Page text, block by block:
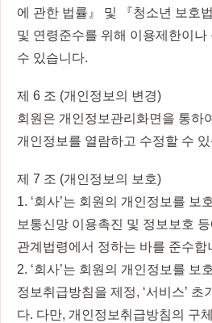
에 관한 법률』 및 『청소년 보호
및 연령준수를 위해 이용제한이나
수 있습니다.
제 6 조 (개인정보의 변경)
회원은 개인정보관리화면을 통하
개인정보를 열람하고 수정할 수
제 7 조 (개인정보의 보호)
1. ‘회사’는 회원의 개인정보를 보
보통신망 이용촉진 및 정보보호
관계법령에서 정하는 바를 준수합
2. ‘회사’는 회원의 개인정보를 보
정보취급방침을 제정, ‘서비스’ 초
다. 다만, 개인정보취급방침의 구